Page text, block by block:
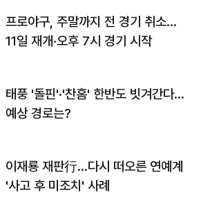
프로야구, 주말까지 전 경기 취소…
11일 재개·오후 7시 경기 시작
태풍 '돌핀'·'찬홈' 한반도 빗겨간다…
예상 경로는?
이재룡 재판行…다시 떠오른 연예계
'사고 후 미조치' 사례